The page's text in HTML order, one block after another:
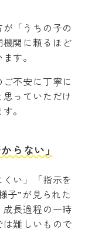
「うちの子の
関に頼るほど
す。
不安に丁寧に
っていただけ
。
らない」
い」「指示を
子”が見られた
長過程の一時
難しいもので